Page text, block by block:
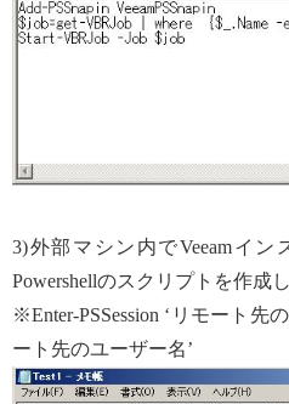
3)外部マシン内でVeeamイ
Powershellのスクリプトを作成し
※Enter-PSSession ‘リモート先
ート先のユーザー名’